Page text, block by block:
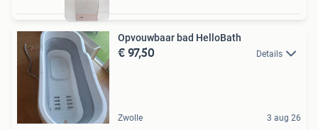
Opvouwbaar bad HelloBath
€ 97,50 Details
Zwolle 3 aug 26